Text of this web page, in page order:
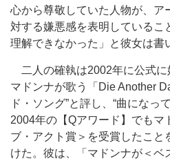
心から尊敬していた人物が、ア
対する嫌悪感を表明しているこ
理解できなかった」と彼女は書
二人の確執は2002年に公式に
マドンナが歌う「Die Another
ド・ソング”と評し、“曲になっ
2004年の【Qアワード】でもマ
ブ・アクト賞＞を受賞したこと
けた。彼は、「マドンナが＜ベ